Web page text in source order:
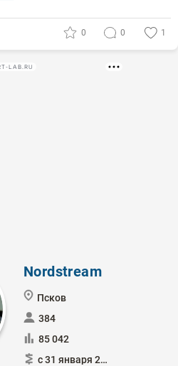
0 0 1
LAB.RU
Nordstream
Псков
384
85 042
с 31 января 2015